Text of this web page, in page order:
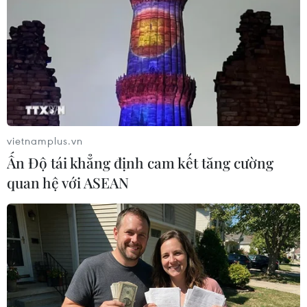
khung thời gian cố định từ năm học
2026-2027
07/08/2026 08:02
Thi lại tại Trường THPT Chuyên
Tuyên Quang: Thay nhân sự làm
công tác thi
07/08/2026 07:41
cho học sinh vùng biên
07/08/2026 07:35
Cơ cấu, số lượng, chế độ với hiệu
vietnamplus.vn
Ấn Độ tái khẳng định cam kết tăng cường
quan hệ với ASEAN